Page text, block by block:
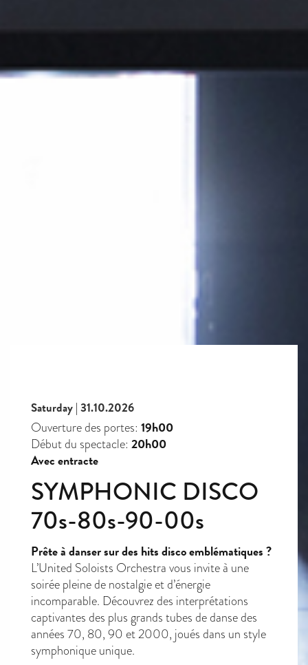
Saturday | 31.10.2026
Ouverture des portes: 19h00
Début du spectacle: 20h00
Avec entracte
SYMPHONIC DISCO
70s-80s-90-00s
Prête à danser sur des hits disco emblématiques ?
L’United Soloists Orchestra vous invite à une
soirée pleine de nostalgie et d’énergie
incomparable. Découvrez des interprétations
captivantes des plus grands tubes de danse des
années 70, 80, 90 et 2000, joués dans un style
symphonique unique.